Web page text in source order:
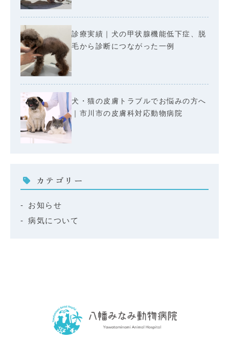
診療実績｜犬の甲状腺機能低下症、脱
毛から診断につながった一例
犬・猫の皮膚トラブルでお悩みの方へ
｜市川市の皮膚科対応動物病院
カテゴリー
お知らせ
病気について